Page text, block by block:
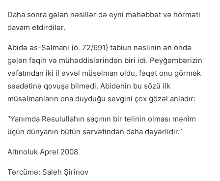
Daha sonra gələn nəsillər də eyni məhəbbət və hörməti
davam etdirdilər.
Abidə əs-Səlmani (ö. 72/691) tabiun nəslinin ən öndə
gələn fəqih və mühəddislərindən biri idi. Peyğəmbərizin
vəfatından iki il əvvəl müsəlman oldu, fəqət onu görmək
səadətinə qovuşa bilmədi. Abidənin bu sözü ilk
müsəlmanların ona duyduğu sevgini çox gözəl anladır:
“Yanımda Rəsulullahın saçının bir telinin olması mənim
üçün dünyanın bütün sərvətindən daha dəyərlidir.”
Altınoluk Aprel 2008
Tərcümə: Saleh Şirinov